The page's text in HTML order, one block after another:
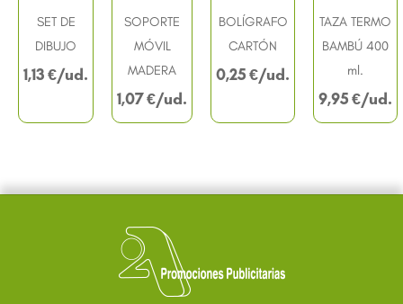
SET DE
DIBUJO
1,13€
SOPORTE
MÓVIL
MADERA
1,07€
BOLÍGRAFO
CARTÓN
0,25€
TAZA TERMO
BAMBÚ 400
ml.
9,95€